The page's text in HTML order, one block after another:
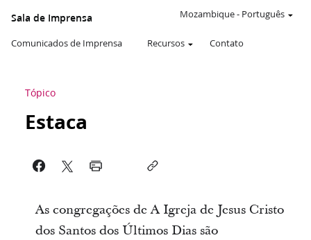
Sala de Imprensa
Comunicados de Imprensa Recursos Contato
Mozambique- Português
Tópico
Estaca
As congregações de A Igreja de Jesus Cristo
dos Santos dos Últimos Dias são